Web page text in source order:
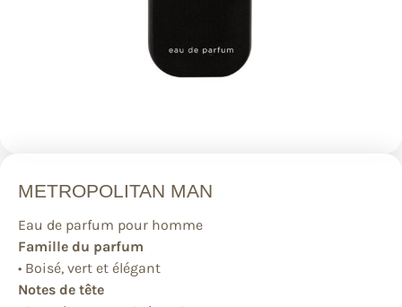
METROPOLITAN MAN
Eau de parfum pour homme
Famille du parfum
• Boisé, vert et élégant
Notes de tête